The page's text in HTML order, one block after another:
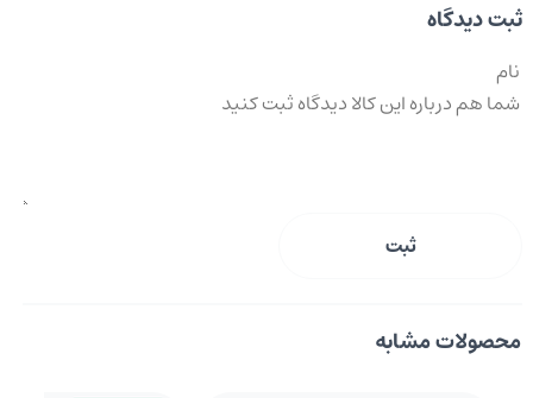
ثبت دیدگاه
ثبت
محصولات مشابه